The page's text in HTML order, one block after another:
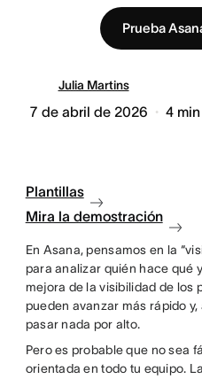
Prueba
Julia Martins
7 de abril de 2026 4
Plantillas
Mira la demostración
En Asana, pensamos en la
para analizar quién hace qué
mejora de la visibilidad de los
pueden avanzar más rápido
pasar nada por alto.
Pero es probable que no sea
orientada en todo tu equipo.